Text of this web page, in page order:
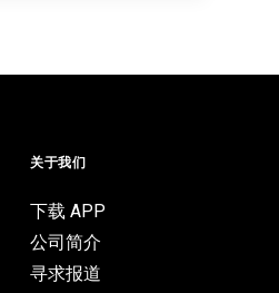
关于我们
下载 APP
公司简介
寻求报道